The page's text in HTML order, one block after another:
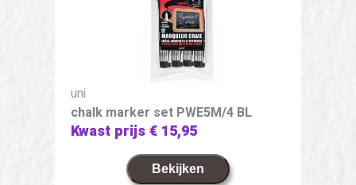
uni
chalk marker set PWE5M/4 BL
Kwast prijs€ 15,95
Bekijken